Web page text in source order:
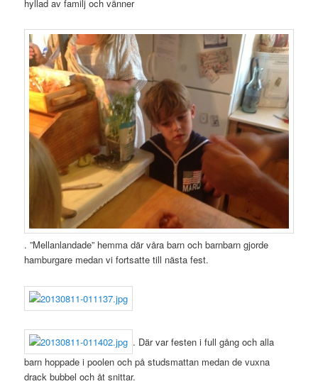
hyllad av familj och vänner
. ”Mellanlandade” hemma där våra barn och barnbarn gjorde
hamburgare medan vi fortsatte till nästa fest.
. Där var festen i full gång och alla
barn hoppade i poolen och på studsmattan medan de vuxna
drack bubbel och åt snittar.